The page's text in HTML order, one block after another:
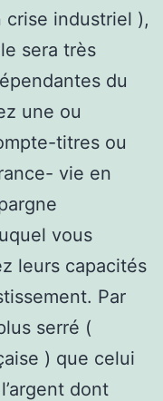
crise industriel ),
sera très
du
une ou
titres ou
vie en
vous
leurs capacités
Par
serré (
) que celui
dont